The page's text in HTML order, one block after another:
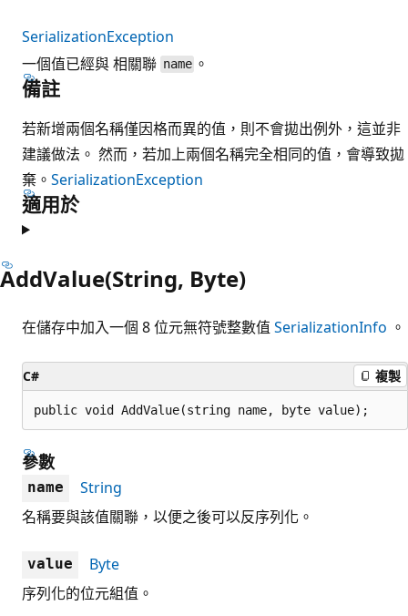
SerializationException
一個值已經與 相關聯 name 。
備註
若新增兩個名稱僅因格而異的值，則不會拋出例外，這並非
建議做法。 然而，若加上兩個名稱完全相同的值，會導致拋
棄。 SerializationException
適用於
AddValue(String, Byte)
在儲存中加入一個 8 位元無符號整數值 SerializationInfo 。
C# 複製
public void AddValue(string name, byte value);
參數
name
String
名稱要與該值關聯，以便之後可以反序列化。
value
Byte
序列化的位元組值。